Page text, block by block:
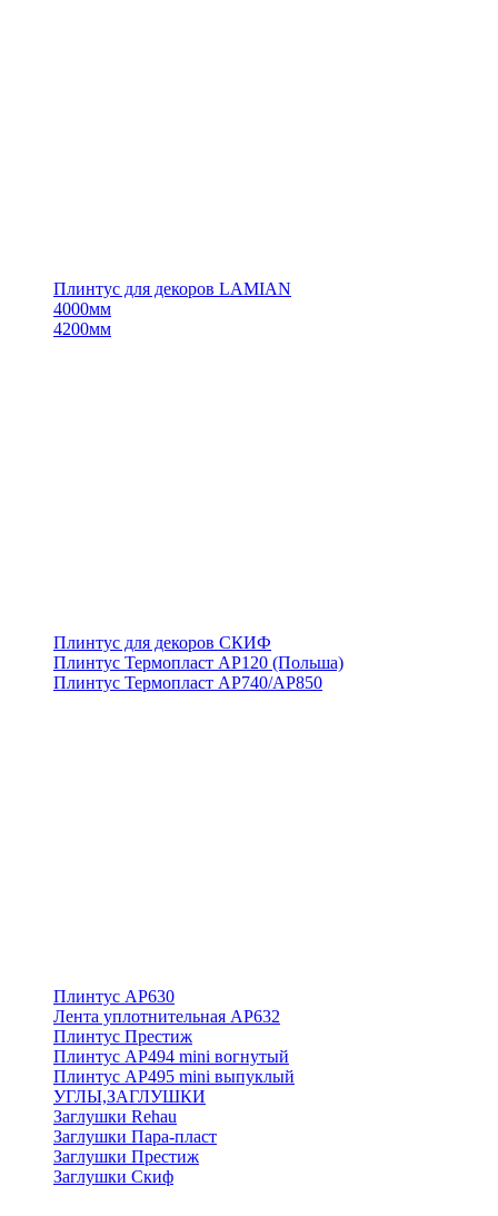
Плинтус для декоров LAMIAN
4000мм
4200мм
Плинтус для декоров СКИФ
Плинтус Термопласт АР120 (Польша)
Плинтус Термопласт АР740/АР850
Плинтус АР630
Лента уплотнительная АР632
Плинтус Престиж
Плинтус АР494 mini вогнутый
Плинтус АР495 mini выпуклый
УГЛЫ,ЗАГЛУШКИ
Заглушки Rehau
Заглушки Пара-пласт
Заглушки Престиж
Заглушки Скиф